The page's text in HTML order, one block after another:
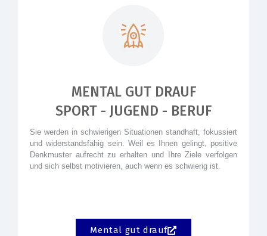
MENTAL GUT DRAUF
SPORT - JUGEND - BERUF
Sie werden in schwierigen Situationen standhaft, fokussiert
und widerstandsfähig sein. Weil es Ihnen gelingt, positive
Denkmuster aufrecht zu erhalten und Ihre Ziele verfolgen
und sich selbst motivieren, auch wenn es schwierig ist.
Mental gut drauf